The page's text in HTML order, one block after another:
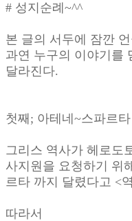
# 성지순례~^^
본 글의 서두에 잠깐
과연 누구의 이야기를
달라진다.
첫째; 아테네~스파르
그리스 역사가 헤로도
사지원을 요청하기 위
르타 까지 달렸다고 <
따라서